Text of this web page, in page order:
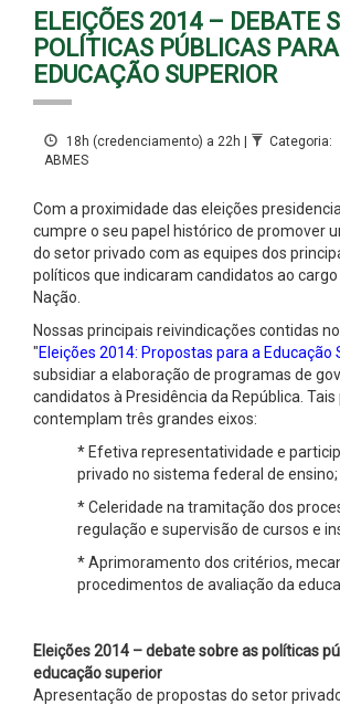
ELEIÇÕES 2014 – DEBATE
POLÍTICAS PÚBLICAS
EDUCAÇÃO SUPERIOR
18h (credenciamento) a 22h |
Categoria:
ABMES
Com a proximidade das eleições
cumpre o seu papel histórico de promover
do setor privado com as equipes dos
políticos que indicaram candidatos ao
Nação.
Nossas principais reivindicações contidas
"Eleições 2014: Propostas para a Educação
subsidiar a elaboração de programas de
candidatos à Presidência da República.
contemplam três grandes eixos:
* Efetiva representatividade e
privado no sistema federal de ensino;
* Celeridade na tramitação dos
regulação e supervisão de cursos e
* Aprimoramento dos critérios,
procedimentos de avaliação da
Eleições 2014 – debate sobre as políticas
educação superior
Apresentação de propostas do setor